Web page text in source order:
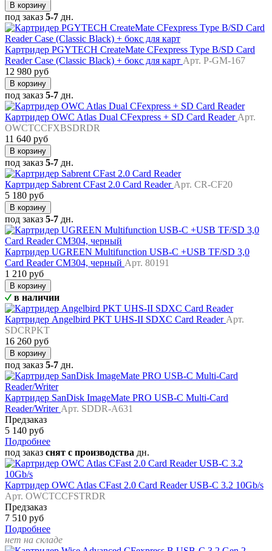
В корзину
под заказ 5-7 дн.
Картридер PGYTECH CreateMate CFexpress Type B/SD Card
Reader Case (Classic Black) + бокс для карт Арт. P-GM-167
12 980 руб
В корзину
под заказ 5-7 дн.
Картридер OWC Atlas Dual CFexpress + SD Card Reader Арт.
OWCTCCFXBSDRDR
11 640 руб
В корзину
под заказ 5-7 дн.
Картридер Sabrent CFast 2.0 Card Reader Арт. CR-CF20
5 180 руб
В корзину
под заказ 5-7 дн.
Картридер UGREEN Multifunction USB-C +USB TF/SD 3,0
Card Reader CM304, черный Арт. 80191
1 210 руб
В корзину
в наличии
Картридер Angelbird PKT UHS-II SDXC Card Reader Арт.
SDCRPKT
16 260 руб
В корзину
под заказ 5-7 дн.
Картридер SanDisk ImageMate PRO USB-C Multi-Card
Reader/Writer Арт. SDDR-A631
Предзаказ
5 140 руб
Подробнее
под заказ снят с производства дн.
Картридер OWC Atlas CFast 2.0 Card Reader USB-C 3.2 10Gb/s
Арт. OWCTCCFSTRDR
Предзаказ
7 510 руб
Подробнее
нет на складе